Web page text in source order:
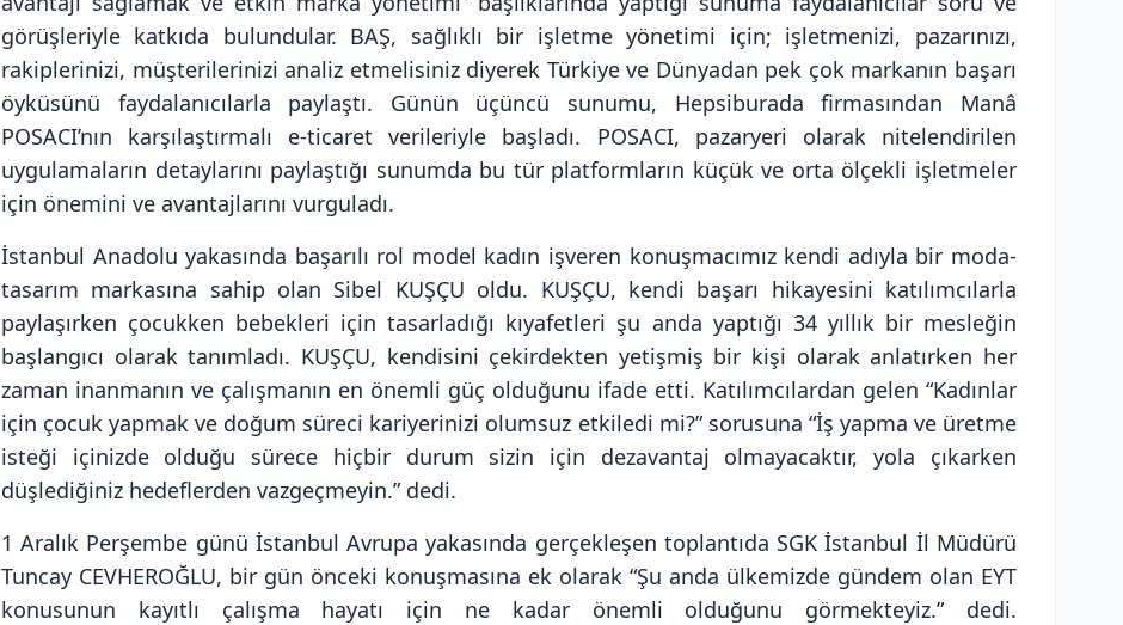
görüşleriyle katkıda bulundular. BAŞ, sağlıklı bir işletme yönetimi için; işletmenizi, pazarınızı,
rakiplerinizi, müşterilerinizi analiz etmelisiniz diyerek Türkiye ve Dünyadan pek çok markanın başarı
öyküsünü faydalanıcılarla paylaştı. Günün üçüncü sunumu, Hepsiburada firmasından Manâ
POSACI’nın karşılaştırmalı e-ticaret verileriyle başladı. POSACI, pazaryeri olarak nitelendirilen
uygulamaların detaylarını paylaştığı sunumda bu tür platformların küçük ve orta ölçekli işletmeler
için önemini ve avantajlarını vurguladı.
İstanbul Anadolu yakasında başarılı rol model kadın işveren konuşmacımız kendi adıyla bir moda-
tasarım markasına sahip olan Sibel KUŞÇU oldu. KUŞÇU, kendi başarı hikayesini katılımcılarla
paylaşırken çocukken bebekleri için tasarladığı kıyafetleri şu anda yaptığı 34 yıllık bir mesleğin
başlangıcı olarak tanımladı. KUŞÇU, kendisini çekirdekten yetişmiş bir kişi olarak anlatırken her
zaman inanmanın ve çalışmanın en önemli güç olduğunu ifade etti. Katılımcılardan gelen “Kadınlar
için çocuk yapmak ve doğum süreci kariyerinizi olumsuz etkiledi mi?” sorusuna “İş yapma ve üretme
isteği içinizde olduğu sürece hiçbir durum sizin için dezavantaj olmayacaktır, yola çıkarken
düşlediğiniz hedeflerden vazgeçmeyin.” dedi.
1 Aralık Perşembe günü İstanbul Avrupa yakasında gerçekleşen toplantıda SGK İstanbul İl Müdürü
Tuncay CEVHEROĞLU, bir gün önceki konuşmasına ek olarak “Şu anda ülkemizde gündem olan EYT
konusunun kayıtlı çalışma hayatı için ne kadar önemli olduğunu görmekteyiz.” dedi.